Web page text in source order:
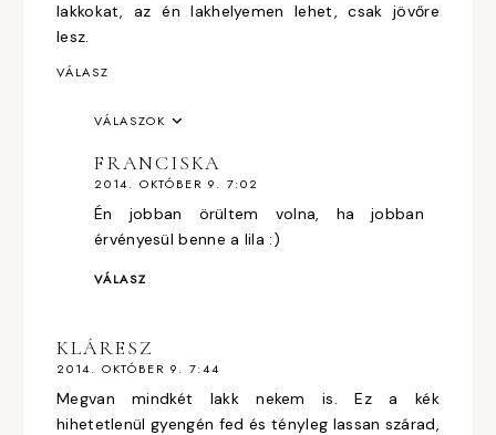
lakkokat, az én lakhelyemen lehet, csak jövőre
lesz.
VÁLASZ
VÁLASZOK
FRANCISKA
2014. OKTÓBER 9. 7:02
Én jobban örültem volna, ha jobban
érvényesül benne a lila :)
VÁLASZ
KLÁRESZ
2014. OKTÓBER 9. 7:44
Megvan mindkét lakk nekem is. Ez a kék
hihetetlenül gyengén fed és tényleg lassan szárad,